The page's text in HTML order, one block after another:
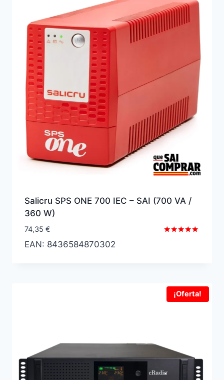
alto
Salicru SPS ONE 700 IEC – SAI (700 VA /
360 W)
74,35 €
EAN: 8436584870302
¡Oferta!